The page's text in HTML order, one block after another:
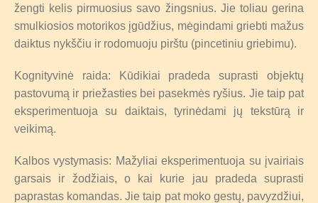
žengti kelis pirmuosius savo žingsnius. Jie toliau gerina
smulkiosios motorikos įgūdžius, mėgindami griebti mažus
daiktus nykščiu ir rodomuoju pirštu (pincetiniu griebimu).
Kognityvinė raida: Kūdikiai pradeda suprasti objektų
pastovumą ir priežasties bei pasekmės ryšius. Jie taip pat
eksperimentuoja su daiktais, tyrinėdami jų tekstūrą ir
veikimą.
Kalbos vystymasis: Mažyliai eksperimentuoja su įvairiais
garsais ir žodžiais, o kai kurie jau pradeda suprasti
paprastas komandas. Jie taip pat moko gestų, pavyzdžiui,